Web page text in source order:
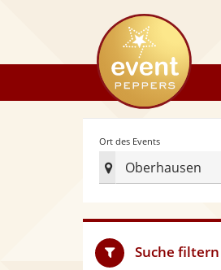
eventpeppers
Ort des Events
Oberhausen
Radius
Suche filtern